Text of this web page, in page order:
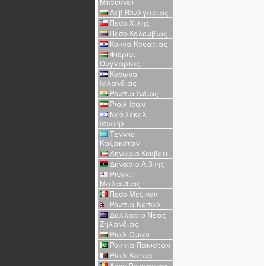
Μπρουνει
Λεβ Βουλγαριας
Πεσο Χιλης
Πεσο Κολομβιας
Κουνα Κροατιας
Φιορινι
Ουγγαριας
Κορωνα
Ισλανδιας
Ρουπια Ινδιας
Ριαλ Ιραν
Νεο Σεκελ
Ισραηλ
Τενγκε
Καζακσταν
Δηναριο Κουβειτ
Δηναριο Λιβυης
Ρινγκιτ
Μαλαισιας
Πεσο Μεξικου
Ρουπια Νεπαλ
Δολλαριο Νεας
Ζηλανδιας
Ριαλ Ομαν
Ρουπια Πακισταν
Ριαλ Καταρ